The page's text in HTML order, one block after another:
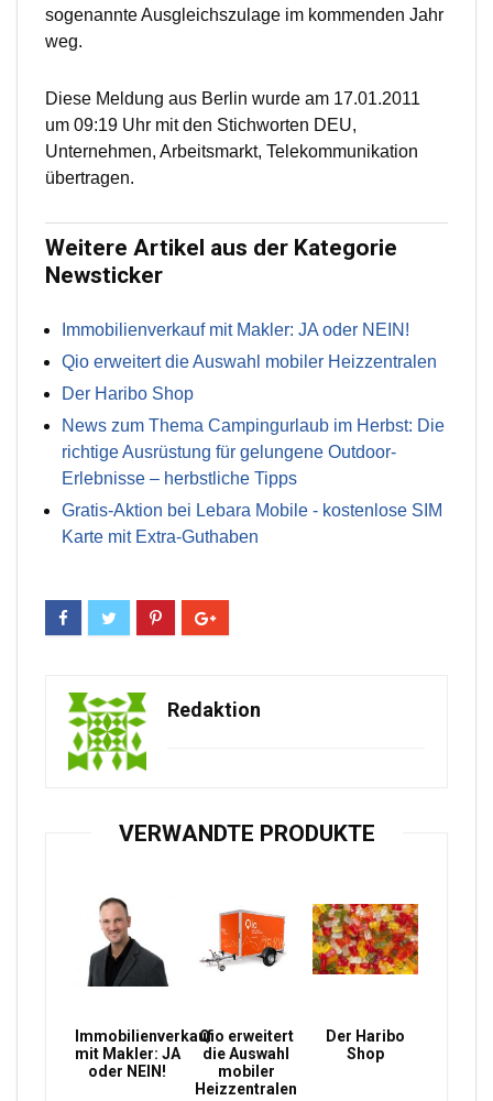
sogenannte Ausgleichszulage im kommenden Jahr
weg.
Diese Meldung aus Berlin wurde am 17.01.2011
um 09:19 Uhr mit den Stichworten DEU,
Unternehmen, Arbeitsmarkt, Telekommunikation
übertragen.
Weitere Artikel aus der Kategorie
Newsticker
Immobilienverkauf mit Makler: JA oder NEIN!
Qio erweitert die Auswahl mobiler Heizzentralen
Der Haribo Shop
News zum Thema Campingurlaub im Herbst: Die
richtige Ausrüstung für gelungene Outdoor-
Erlebnisse – herbstliche Tipps
Gratis-Aktion bei Lebara Mobile - kostenlose SIM
Karte mit Extra-Guthaben
Redaktion
VERWANDTE PRODUKTE
Immobilienverkauf
mit Makler: JA
oder NEIN!
Qio erweitert
die Auswahl
mobiler
Heizzentralen
Der Haribo
Shop